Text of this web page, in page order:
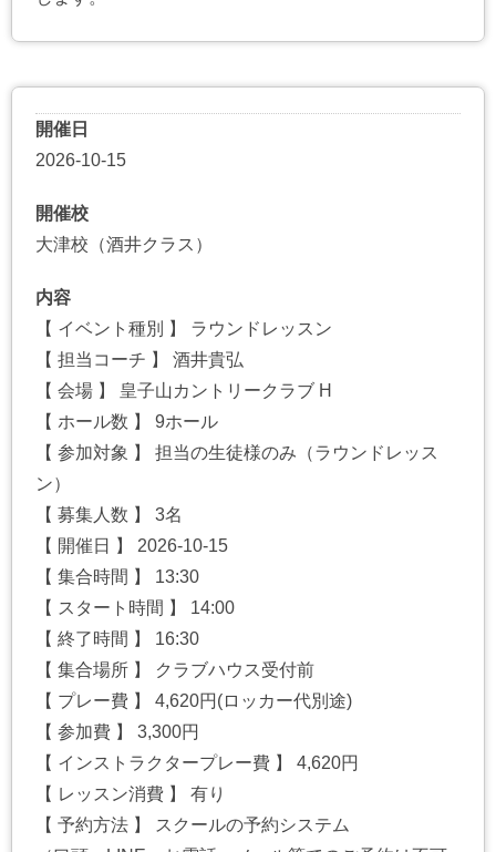
開催日
2026-10-15
開催校
大津校（酒井クラス）
内容
【 イベント種別 】 ラウンドレッスン
【 担当コーチ 】 酒井貴弘
【 会場 】 皇子山カントリークラブ H
【 ホール数 】 9ホール
【 参加対象 】 担当の生徒様のみ（ラウンドレッス
ン）
【 募集人数 】 3名
【 開催日 】 2026-10-15
【 集合時間 】 13:30
【 スタート時間 】 14:00
【 終了時間 】 16:30
【 集合場所 】 クラブハウス受付前
【 プレー費 】 4,620円(ロッカー代別途)
【 参加費 】 3,300円
【 インストラクタープレー費 】 4,620円
【 レッスン消費 】 有り
【 予約方法 】 スクールの予約システム